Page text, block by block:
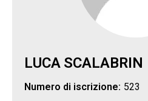
LUCA SCALABRIN
Numero di iscrizione: 523